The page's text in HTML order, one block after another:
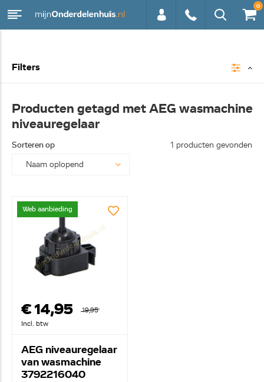
0
Filters
Producten getagd met AEG wasmachine
niveauregelaar
Sorteren op 1 producten gevonden
Web aanbieding
€ 14,95
19,95
Incl. btw
AEG niveauregelaar
van wasmachine
3792216040